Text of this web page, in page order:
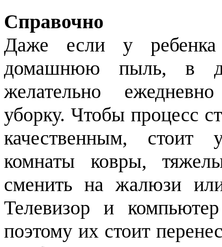
Справочно
Даже если у
домашнюю пыль, в
желательно
уборку. Чтобы процесс
качественным, стоит
комнаты ковры,
сменить на жалюзи
Телевизор и
поэтому их стоит